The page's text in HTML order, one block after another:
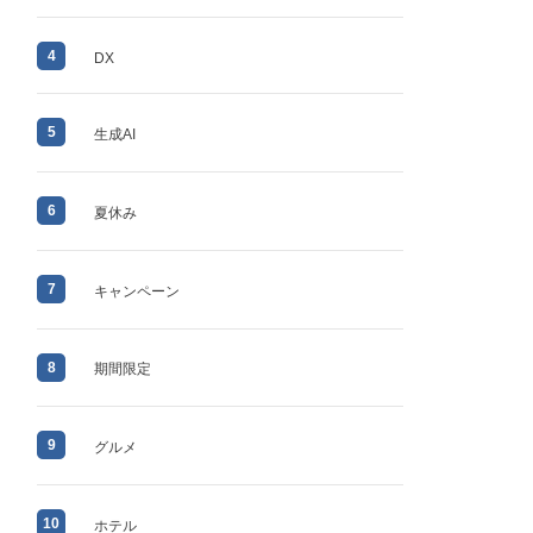
4 DX
5 生成AI
6 夏休み
7 キャンペーン
8 期間限定
9 グルメ
10 ホテル